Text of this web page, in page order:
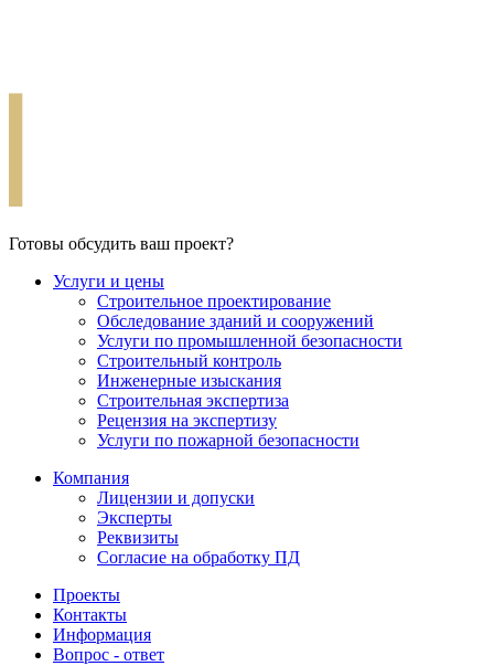
Готовы обсудить ваш проект?
Услуги и цены
Строительное проектирование
Обследование зданий и сооружений
Услуги по промышленной безопасности
Строительный контроль
Инженерные изыскания
Строительная экспертиза
Рецензия на экспертизу
Услуги по пожарной безопасности
Компания
Лицензии и допуски
Эксперты
Реквизиты
Согласие на обработку ПД
Проекты
Контакты
Информация
Вопрос - ответ